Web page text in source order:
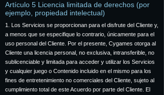
Artículo 5 Licencia limitada de derechos (por
ejemplo, propiedad intelectual)
1. Los Servicios se proporcionan para el disfrute del Cliente y,
a menos que se especifique lo contrario, únicamente para el
uso personal del Cliente. Por el presente, Cygames otorga al
Cliente una licencia personal, no exclusiva, intransferible, no
sublicenciable y limitada para acceder y utilizar los Servicios
y cualquier juego o Contenido incluido en el mismo para los
fines de entretenimiento no comerciales del Cliente, sujeto al
cumplimiento total de este Acuerdo por parte del Cliente. El